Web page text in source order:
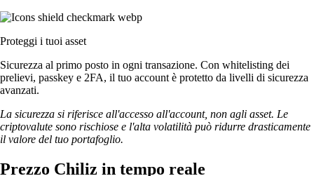
Proteggi i tuoi asset
Sicurezza al primo posto in ogni transazione. Con whitelisting dei
prelievi, passkey e 2FA, il tuo account è protetto da livelli di sicurezza
avanzati.
La sicurezza si riferisce all'accesso all'account, non agli asset. Le
criptovalute sono rischiose e l'alta volatilità può ridurre drasticamente
il valore del tuo portafoglio.
Prezzo Chiliz in tempo reale